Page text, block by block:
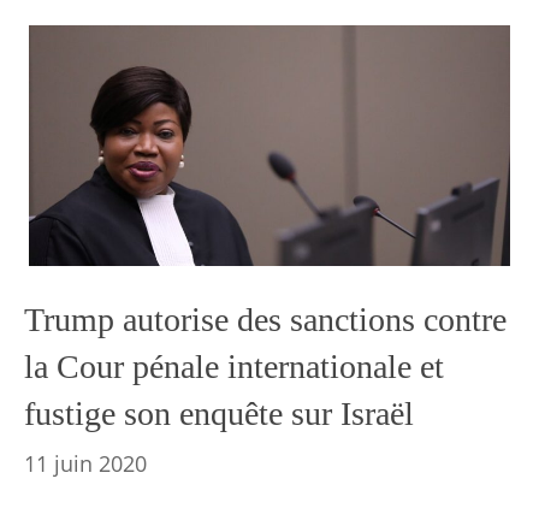
Trump autorise des sanctions contre
la Cour pénale internationale et
fustige son enquête sur Israël
11 juin 2020